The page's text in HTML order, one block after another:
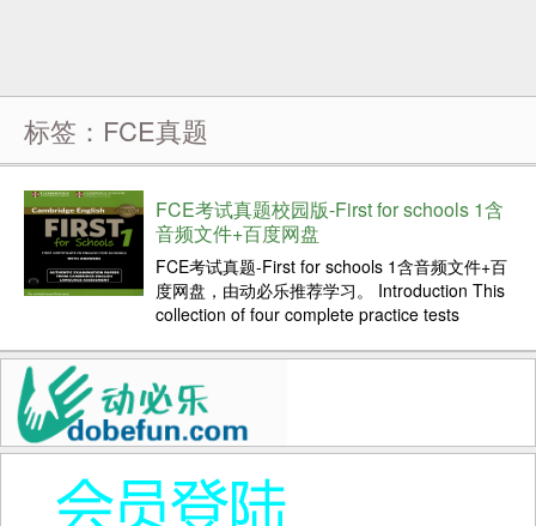
标签：FCE真题
FCE考试真题校园版-First for schools 1含
音频文件+百度网盘
FCE考试真题-First for schools 1含音频文件+百
度网盘，由动必乐推荐学习。 Introduction This
collection of four complete practice tests